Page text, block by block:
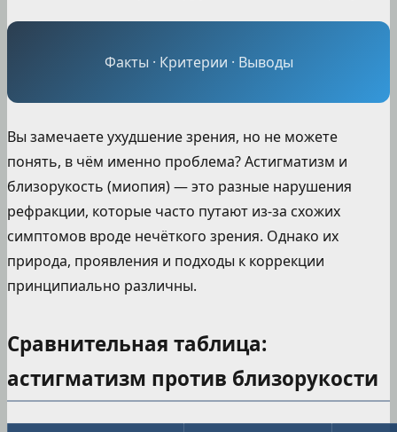
Факты · Критерии · Выводы
Вы замечаете ухудшение зрения, но не можете
понять, в чём именно проблема? Астигматизм и
близорукость (миопия) — это разные нарушения
рефракции, которые часто путают из-за схожих
симптомов вроде нечёткого зрения. Однако их
природа, проявления и подходы к коррекции
принципиально различны.
Сравнительная таблица:
астигматизм против близорукости